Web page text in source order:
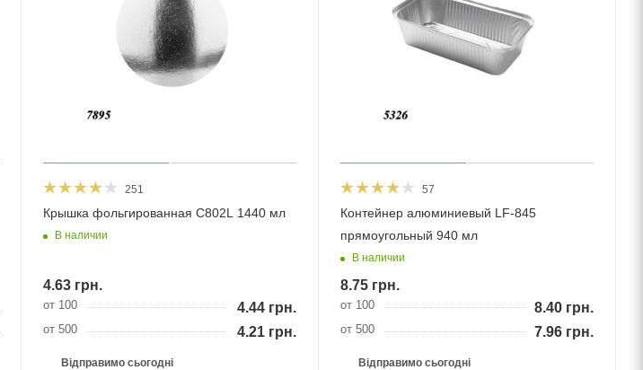
251
Крышка фольгированная C802L 1440 мл
В наличии
4.63грн.
от 100 4.44грн.
от 500 4.21грн.
Відправимо сьогодні
57
Контейнер алюминиевый LF-845
прямоугольный 940 мл
В наличии
8.75грн.
от 100 8.40грн.
от 500 7.96грн.
Відправимо сьогодні